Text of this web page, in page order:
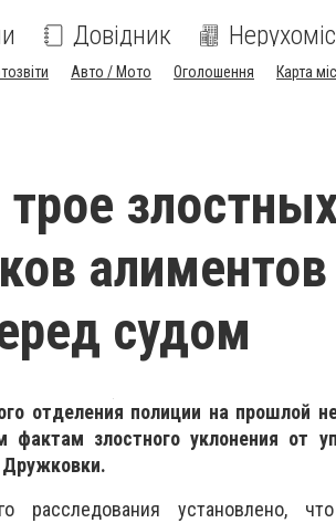
Довідник
Авто / Мото Оголошення Карта
алиментов
судом
отделения полиции на прошлой
фактам злостного уклонения от
Дружковки.
расследования установлено,